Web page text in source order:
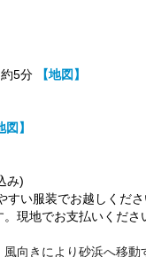
5分
【地図】
図】
み)
すい服装でお越しくだ
現地でお支払いくださ
向きにより砂浜へ移動